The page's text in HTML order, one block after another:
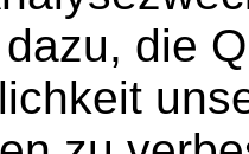
die